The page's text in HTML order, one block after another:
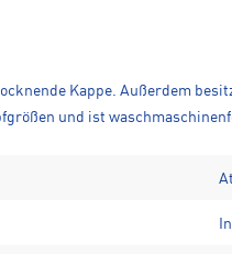
Kappe. Außerdem
und ist